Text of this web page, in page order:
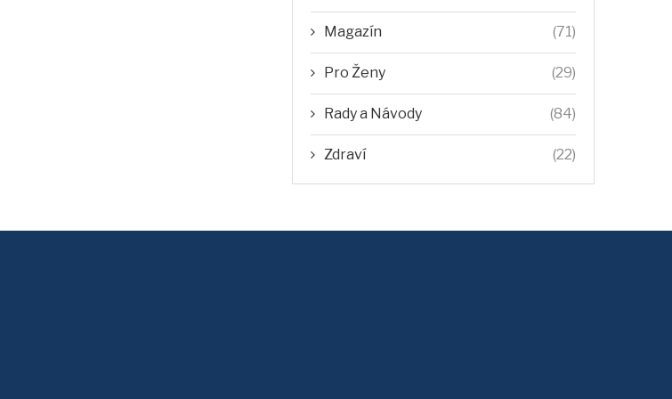
Magazín (71)
Pro Ženy (29)
Rady a Návody (84)
Zdraví (22)